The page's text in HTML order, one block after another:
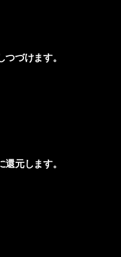
づけます。
元します。